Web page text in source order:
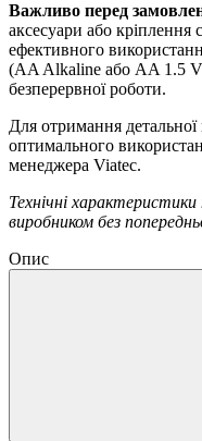
Важливо перед
аксесуари або кріплення
ефективного
(AA Alkaline або AA 1.5
безперервної роботи.
Для отримання детальної
оптимального
менеджера Viatec.
Технічні
виробником без
Опис